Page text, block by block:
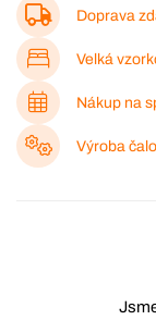
Doprava
Velká
Nákup na
Výroba